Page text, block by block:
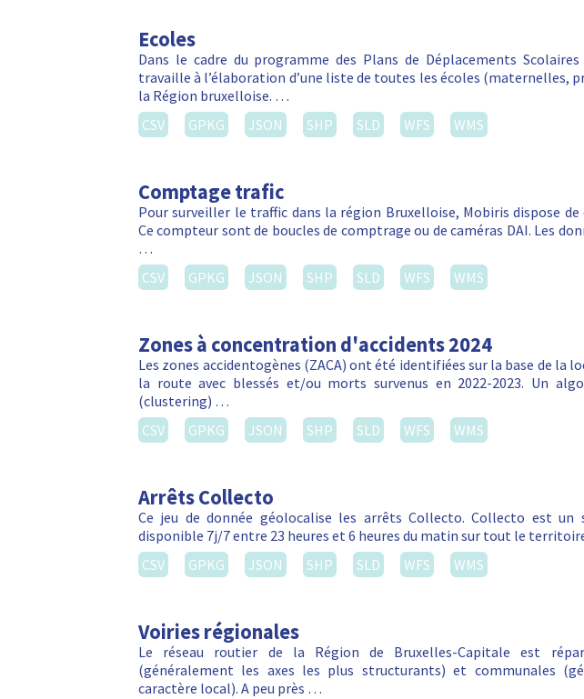
Ecoles
Dans le cadre du programme des Plans de Déplacements
travaille à l’élaboration d’une liste de toutes les écoles (maternelles,
la Région bruxelloise. …
CSV
GPKG JSON SHP SLD WFS WMS
Comptage trafic
Pour surveiller le traffic dans la région Bruxelloise, Mobiris dispose
Ce compteur sont de boucles de comptrage ou de caméras DAI. Les
…
CSV
GPKG JSON SHP SLD WFS WMS
Zones à concentration d'accidents 2024
Les zones accidentogènes (ZACA) ont été identifiées sur la base de la
la route avec blessés et/ou morts survenus en 2022-2023. Un
(clustering) …
CSV
GPKG JSON SHP SLD WFS WMS
Arrêts Collecto
Ce jeu de donnée géolocalise les arrêts Collecto. Collecto est un
disponible 7j/7 entre 23 heures et 6 heures du matin sur tout le
CSV
GPKG JSON SHP SLD WFS WMS
Voiries régionales
Le réseau routier de la Région de Bruxelles-Capitale est
(généralement les axes les plus structurants) et communales
caractère local). A peu près …